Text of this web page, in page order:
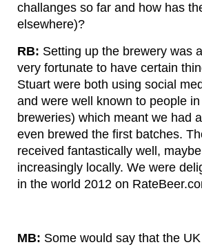
challanges so far and how has
elsewhere)?
RB: Setting up the brewery was
very fortunate to have certain
Stuart were both using social
and were well known to people
breweries) which meant we had
even brewed the first batches.
received fantastically well,
increasingly locally. We were
in the world 2012 on
MB: Some would say that the